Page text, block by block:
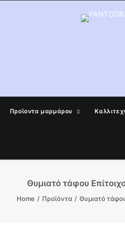
Προϊοντα μαρμάρου
Θυμιατό τάφου
Home Προϊόντα Θυμιατό